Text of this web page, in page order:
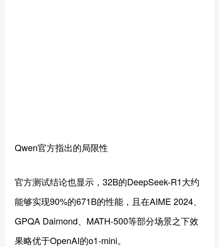
Qwen官方指出的局限性
官方测试结论也显示，32B的DeepSeek-R1大约
能够实现90%的671B的性能，且在AIME 2024、
GPQA Daimond、MATH-500等部分场景之下效
果略优于OpenAI的o1-mini。